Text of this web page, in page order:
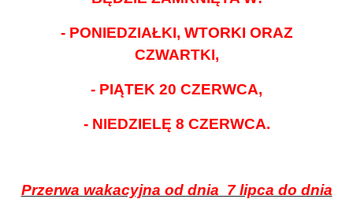
- PONIEDZIAŁKI, WTORKI ORAZ
CZWARTKI,
- PIĄTEK 20 CZERWCA,
- NIEDZIELĘ 8 CZERWCA.
Przerwa wakacyjna od dnia 7 lipca do dnia